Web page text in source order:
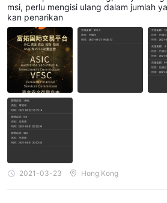
dalam jumlah yang sama
rikan
msi, perlu mengisi ulang dalam jumlah
kan penarikan
2021-03-23 Hong Kong